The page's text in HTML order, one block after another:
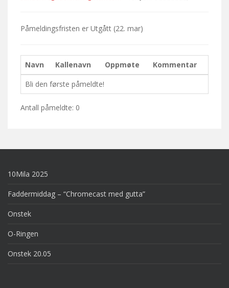
Påmeldingsfristen er Utgått (22. mar)
Navn Kallenavn Oppmøte
Kommentar
Bli den første påmeldte!
Antall påmeldte: 0
10Mila 2025
Faddermiddag – “Chromecast med gutta”
Onstek
O-Ringen
Onstek 20.05